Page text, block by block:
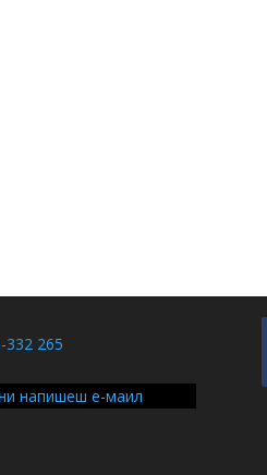
332 265
напишеш е-маил